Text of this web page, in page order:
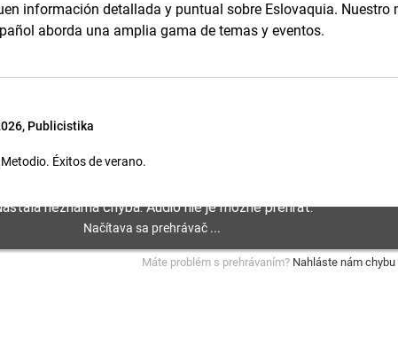
información detallada y puntual sobre Eslovaquia. Nuestro
aborda una amplia gama de temas y eventos.
Publicistika
Éxitos de verano.
Máte problém s prehrávaním? Nahláste nám chybu